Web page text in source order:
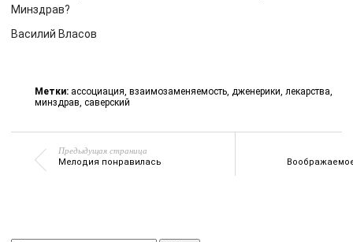
Минздрав?
Василий Власов
Метки: ассоциация, взаимозаменяемость, дженерики, лекарства,
минздрав, саверский
Предыдущая страница
Мелодия понравилась